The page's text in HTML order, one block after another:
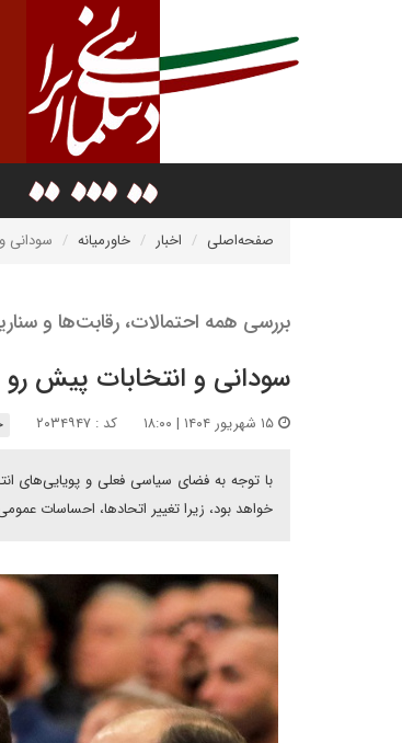
صفحه‌اصلی اخبار خاورمیانه سودانی
بررسی همه احتمالات، رقابت‌ها و
سودانی و انتخابات پیش رو
کد : ۲۰۳۴۹۴۷
با توجه به فضای سیاسی فعلی و پویایی‌های
خواهد بود، زیرا تغییر اتحادها، احساسات